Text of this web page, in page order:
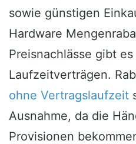
sowie günstigen
Hardware
Preisnachlässe gibt
Laufzeitverträgen.
ohne Vertragslaufzeit
Ausnahme, da die
Provisionen